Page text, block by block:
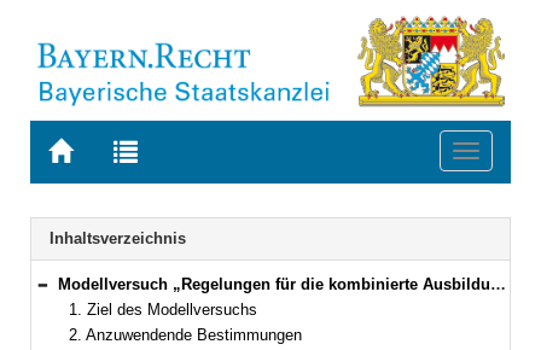
Zur
BAYERN.RECHT
Zur
letzten
Suche
Toggle
Navigation
Inhaltsverzeichnis
Bereich reduzieren
Modellversuch „Regelungen für die kombinierte Ausbildung an der staatlich anerkannten Berufsfachschule für Logopädie Würzburg der Caritas-Schulen gGmbH und der Julius-Maximilians-Universität Würzburg mit ausbildungsintegrierendem dualen Bachelorstudiengang Akademische Sprachtherapie/Logopädie“
1. Ziel des Modellversuchs
2. Anzuwendende Bestimmungen